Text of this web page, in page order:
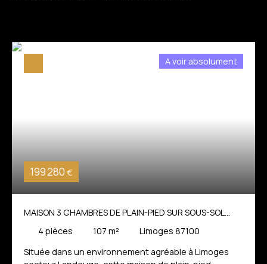
199 280 €
A voir absolument
MAISON 3 CHAMBRES DE PLAIN-PIED SUR SOUS-SOL
COMPLET * LIMOGES SECTEUR LANDOUGE
4 pièces 107 m²
Limoges 87100
Située dans un environnement agréable à Limoges